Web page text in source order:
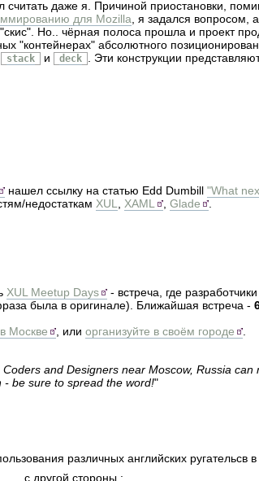
считать даже я. Причиной приостановки,
для Mozilla , я задался вопросом,
Но.. чёрная полоса прошла и проект
"контейнерах" абсолютного
stack и deck
. Эти конструкции
нашел ссылку на статью Edd Dumbill"What
недостаткам XUL XAML ,Glade
XUL Meetup Days
- встреча, где
была в оригинале). Ближайшая встреча -
Москве , илиорганизуйте в своём городе
and Designers near Moscow, Russia
- be sure to spread the word!"
различных английских ругательсв
с другой стороны :